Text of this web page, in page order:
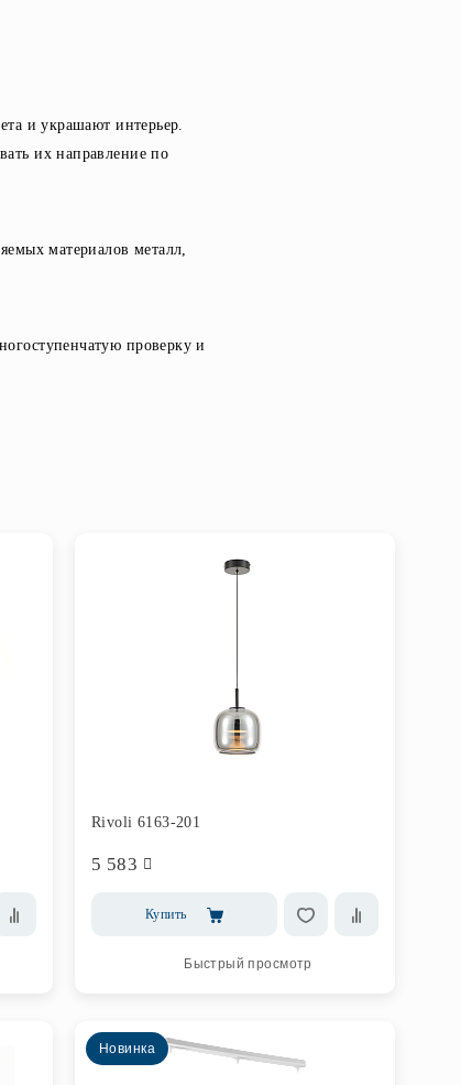
и украшают интерьер.
их направление по
материалов металл,
проверку и
Rivoli 6163-201
5 583
Купить
Быстрый просмотр
Новинка